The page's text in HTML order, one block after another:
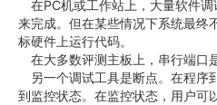
在PC机或工作站上，大量软件
来完成。但在某些情况下系统最终
标硬件上运行代码。
在大多数评测主板上，串行端口
另一个调试工具是断点。在程序
到监控状态。在监控状态，用户可